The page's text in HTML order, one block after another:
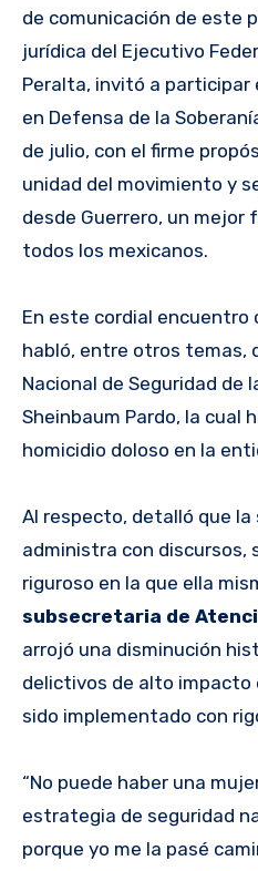
de comunicación de este
jurídica del Ejecutivo
Peralta, invitó a participar
en Defensa de la
de julio, con el firme
unidad del movimiento y
desde Guerrero, un
todos los mexicanos.
En este cordial encuentro
habló, entre otros temas,
Nacional de Seguridad de
Sheinbaum Pardo, la cual
homicidio doloso en la
Al respecto, detalló que la
administra con discursos,
riguroso en la que ella
subsecretaria de
arrojó una disminución
delictivos de alto impacto
sido implementado con
“No puede haber una
estrategia de seguridad
porque yo me la pasé